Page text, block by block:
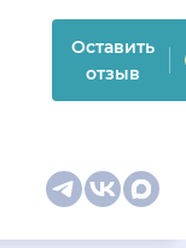
Оставить
отзыв